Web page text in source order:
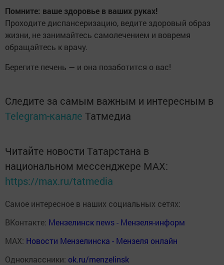
Помните: ваше здоровье в ваших руках!
Проходите диспансеризацию, ведите здоровый образ
жизни, не занимайтесь самолечением и вовремя
обращайтесь к врачу.
Берегите печень — и она позаботится о вас!
Следите за самым важным и интересным в
Telegram-канале Татмедиа
Читайте новости Татарстана в
национальном мессенджере MАХ:
https://max.ru/tatmedia
Самое интересное в наших социальных сетях:
ВКонтакте: Мензелинск news - Мензеля-информ
MAX: Новости Мензелинска - Мензеля онлайн
Одноклассники: ok.ru/menzelinsk